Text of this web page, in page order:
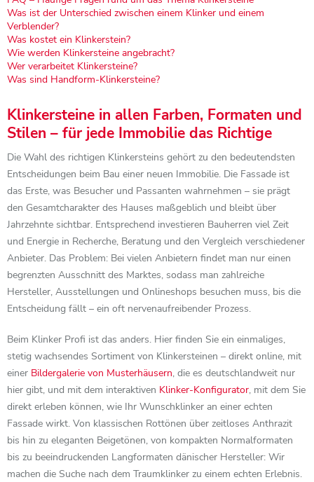
Was ist der Unterschied zwischen einem Klinker und einem
Verblender?
Was kostet ein Klinkerstein?
Wie werden Klinkersteine angebracht?
Wer verarbeitet Klinkersteine?
Was sind Handform-Klinkersteine?
Klinkersteine in allen Farben, Formaten und
Stilen – für jede Immobilie das Richtige
Die Wahl des richtigen Klinkersteins gehört zu den bedeutendsten
Entscheidungen beim Bau einer neuen Immobilie. Die Fassade ist
das Erste, was Besucher und Passanten wahrnehmen – sie prägt
den Gesamtcharakter des Hauses maßgeblich und bleibt über
Jahrzehnte sichtbar. Entsprechend investieren Bauherren viel Zeit
und Energie in Recherche, Beratung und den Vergleich verschiedener
Anbieter. Das Problem: Bei vielen Anbietern findet man nur einen
begrenzten Ausschnitt des Marktes, sodass man zahlreiche
Hersteller, Ausstellungen und Onlineshops besuchen muss, bis die
Entscheidung fällt – ein oft nervenaufreibender Prozess.
Beim Klinker Profi ist das anders. Hier finden Sie ein einmaliges,
stetig wachsendes Sortiment von Klinkersteinen – direkt online, mit
einer Bildergalerie von Musterhäusern, die es deutschlandweit nur
hier gibt, und mit dem interaktiven Klinker-Konfigurator, mit dem Sie
direkt erleben können, wie Ihr Wunschklinker an einer echten
Fassade wirkt. Von klassischen Rottönen über zeitloses Anthrazit
bis hin zu eleganten Beigetönen, von kompakten Normalformaten
bis zu beeindruckenden Langformaten dänischer Hersteller: Wir
machen die Suche nach dem Traumklinker zu einem echten Erlebnis.